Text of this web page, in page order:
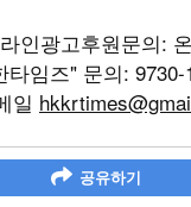
인광고후원문의:
타임즈" 문의:
일
공유하기